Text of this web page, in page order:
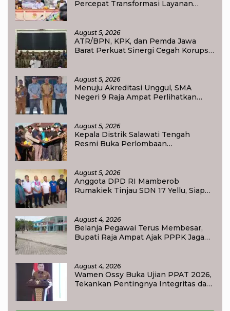
Percepat Transformasi Layanan
August 5, 2026
ATR/BPN, KPK, dan Pemda Jawa
Barat Perkuat Sinergi Cegah Korupsi,
August 5, 2026
Menuju Akreditasi Unggul, SMA
Negeri 9 Raja Ampat Perlihatkan
August 5, 2026
Kepala Distrik Salawati Tengah
Resmi Buka Perlombaan
August 5, 2026
Anggota DPD RI Mamberob
Rumakiek Tinjau SDN 17 Yellu, Siap
August 4, 2026
Belanja Pegawai Terus Membesar,
Bupati Raja Ampat Ajak PPPK Jaga
August 4, 2026
Wamen Ossy Buka Ujian PPAT 2026,
Tekankan Pentingnya Integritas dan